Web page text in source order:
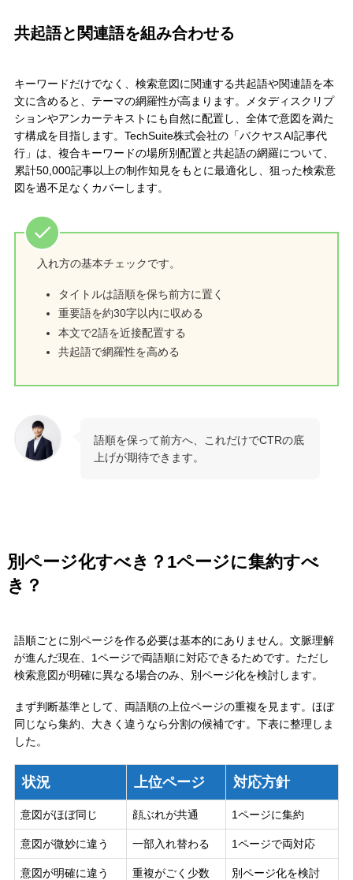
共起語と関連語を組み合わせる
キーワードだけでなく、検索意図に関連する共起語や関連語を本
文に含めると、テーマの網羅性が高まります。メタディスクリプ
ションやアンカーテキストにも自然に配置し、全体で意図を満た
す構成を目指します。TechSuite株式会社の「バクヤスAI記事代
行」は、複合キーワードの場所別配置と共起語の網羅について、
累計50,000記事以上の制作知見をもとに最適化し、狙った検索意
図を過不足なくカバーします。
入れ方の基本チェックです。
タイトルは語順を保ち前方に置く
重要語を約30字以内に収める
本文で2語を近接配置する
共起語で網羅性を高める
語順を保って前方へ、これだけでCTRの底
上げが期待できます。
別ページ化すべき？1ページに集約すべ
き？
語順ごとに別ページを作る必要は基本的にありません。文脈理解
が進んだ現在、1ページで両語順に対応できるためです。ただし
検索意図が明確に異なる場合のみ、別ページ化を検討します。
まず判断基準として、両語順の上位ページの重複を見ます。ほぼ
同じなら集約、大きく違うなら分割の候補です。下表に整理しま
した。
状況 上位ページ 対応方針
意図がほぼ同じ 顔ぶれが共通 1ページに集約
意図が微妙に違う 一部入れ替わる 1ページで両対応
意図が明確に違う 重複がごく少数 別ページ化を検討